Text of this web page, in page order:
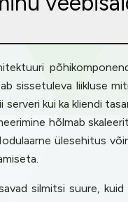
sissetuleva liikluse
serveri kui ka kliendi
hõlmab
ülesehitus
silmitsi suure,